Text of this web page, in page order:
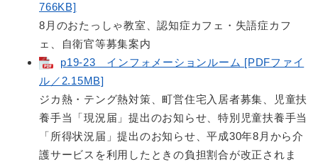
766KB]
8月のおたっしゃ教室、認知症カフェ・失語症カフ
ェ、自衛官等募集案内
p19-23 インフォメーションルーム [PDFファイ
ル／2.15MB]
ジカ熱・テング熱対策、町営住宅入居者募集、児童扶
養手当「現況届」提出のお知らせ、特別児童扶養手当
「所得状況届」提出のお知らせ、平成30年8月から介
護サービスを利用したときの負担割合が改正されま